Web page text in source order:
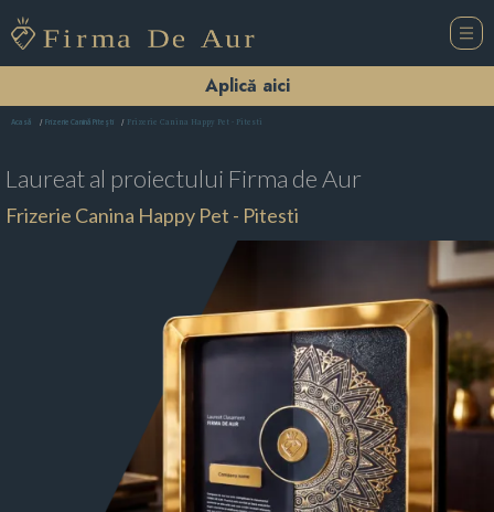
Aplică aici
Acasă Frizerie Canină Piteşti Frizerie Canina Happy Pet - Pitesti
Laureat al proiectului Firma de Aur
Frizerie Canina Happy Pet - Pitesti